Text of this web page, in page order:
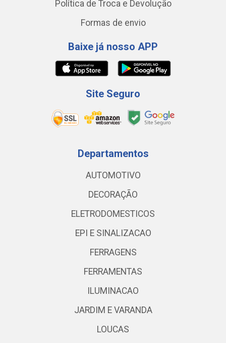
Política de Troca e Devolução
Formas de envio
Baixe já nosso APP
Site Seguro
Departamentos
AUTOMOTIVO
DECORAÇÃO
ELETRODOMESTICOS
EPI E SINALIZACAO
FERRAGENS
FERRAMENTAS
ILUMINACAO
JARDIM E VARANDA
LOUCAS